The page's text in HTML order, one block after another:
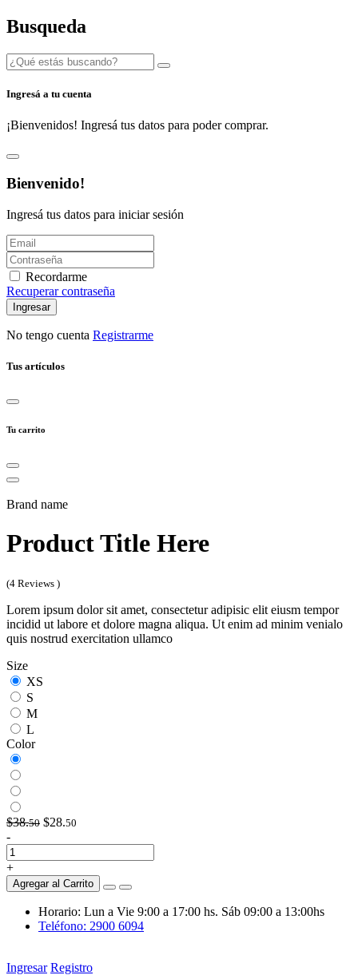
Busqueda
Ingresá a tu cuenta
¡Bienvenidos! Ingresá tus datos para poder comprar.
Bienvenido!
Ingresá tus datos para iniciar sesión
Recordarme
Recuperar contraseña
Ingresar
No tengo cuenta Registrarme
Tus artículos
Tu carrito
Brand name
Product Title Here
(4 Reviews )
Lorem ipsum dolor sit amet, consectetur adipisic elit eiusm tempor
incidid ut labore et dolore magna aliqua. Ut enim ad minim venialo
quis nostrud exercitation ullamco
Size
XS
S
M
L
Color
$38.50 $28.50
-
+
Agregar al Carrito
Horario: Lun a Vie 9:00 a 17:00 hs. Sáb 09:00 a 13:00hs
Teléfono: 2900 6094
Ingresar Registro